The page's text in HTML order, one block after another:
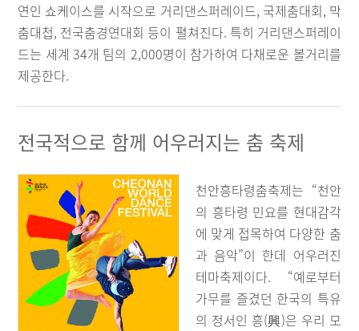
연인 쇼케이스를 시작으로 거리댄스퍼레이드, 국제춤대회, 막
춤대첩, 전국춤경연대회 등이 펼쳐진다. 특히 거리댄스퍼레이
드는 세계 34개 팀의 2,000명이 참가하여 다채로운 볼거리를
제공한다.
전국적으로 함께 어우러지는 춤 축제
천안흥타령춤축제는 “천안
의 흥타령 민요를 현대감각
에 맞게 접목하여 다양한 춤
과 음악”이 한데 어우러진
테마축제이다. “예로부터
가무를 즐겼던 한국의 특유
의 정서인 흥(興)은 우리 모